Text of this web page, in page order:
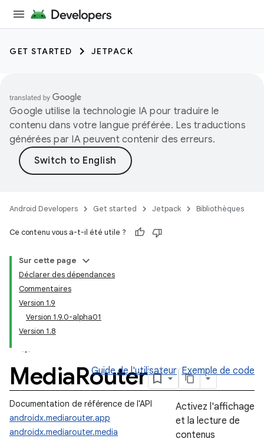
GET STARTED JETPACK
Google utilise la technologie IA pour traduire le
contenu dans votre langue préférée. Les traductions
générées par IA peuvent contenir des erreurs.
Android Developers Get started Jetpack Bibliothèques
Ce contenu vous a-t-il été utile ?
Sur cette page
Déclarer des dépendances
Commentaires
Version 1.9
Version 1.9.0-alpha01
Version 1.8
MediaRouter
Guide de l'utilisateur Exemple de code
Documentation de référence de l'API
androidx.mediarouter.app
androidx.mediarouter.media
Activez l'affichage
et la lecture de
contenus